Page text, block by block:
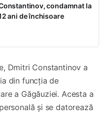
condamnat la
ani de închisoare
Dmitri Constantinov a
din funcția de
a Găgăuziei. Acesta a
și se datorează